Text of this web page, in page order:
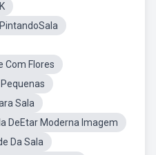
PintandoSala
Com Flores
Sala
DeEtar Moderna Imagem
Da Sala